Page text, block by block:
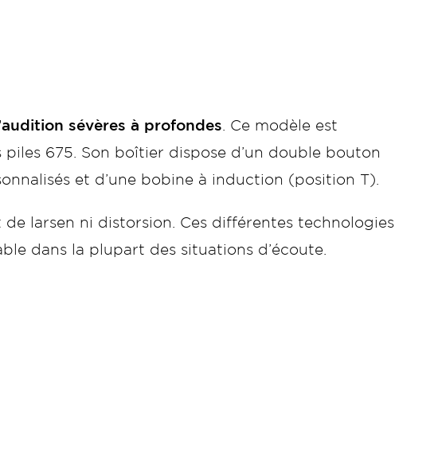
sévères à profondes . Ce modèle est
675. Son boîtier dispose d’un double bouton
et d’une bobine à induction (position T).
de larsen ni distorsion. Ces différentes technologies
dans la plupart des situations d’écoute.